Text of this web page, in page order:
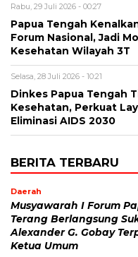
Rabu, 29 Juli 2026 - 00:27
Papua Tengah
Forum Nasional, Jadi
Kesehatan Wilayah 3T
Selasa, 28 Juli 2026 - 10:21
Dinkes Papua Tengah
Kesehatan, Perkuat
Eliminasi AIDS 2030
BERITA TERBARU
Daerah
Musyawarah I Forum
Terang Berlangsung
Alexander G. Gobay
Ketua Umum